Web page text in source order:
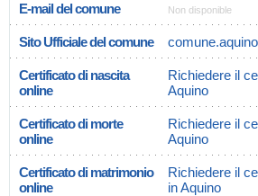
E-mail del comune Non disponible
Sito Ufficiale del comune
Certificato di nascita
online
Richiedere il
Aquino
Certificato di morte
online
Richiedere il
Aquino
Certificato di matrimonio
online
Richiedere il
in Aquino